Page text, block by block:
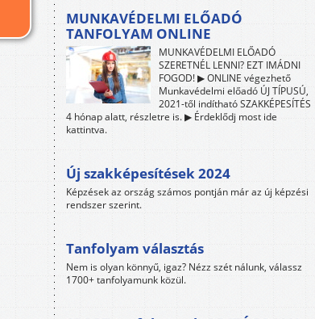
MUNKAVÉDELMI ELŐADÓ
TANFOLYAM ONLINE
MUNKAVÉDELMI ELŐADÓ
SZERETNÉL LENNI? EZT IMÁDNI
FOGOD! ▶ ONLINE végezhető
Munkavédelmi előadó ÚJ TÍPUSÚ,
2021-től indítható SZAKKÉPESÍTÉS
4 hónap alatt, részletre is. ▶ Érdeklődj most ide
kattintva.
Új szakképesítések 2024
Képzések az ország számos pontján már az új képzési
rendszer szerint.
Tanfolyam választás
Nem is olyan könnyű, igaz? Nézz szét nálunk, válassz
1700+ tanfolyamunk közül.